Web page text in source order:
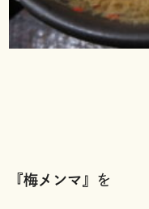
『梅メンマ 』を